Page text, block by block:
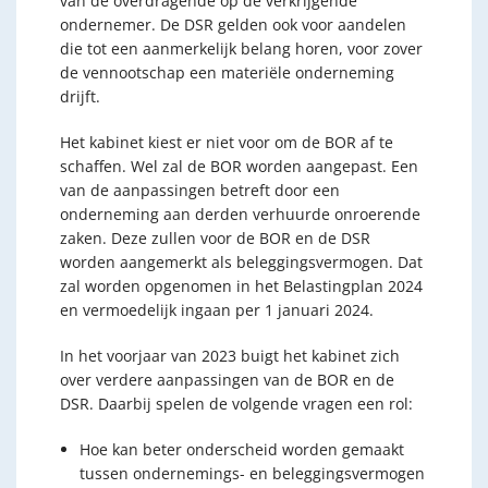
ondernemer. De DSR gelden ook voor aandelen
die tot een aanmerkelijk belang horen, voor zover
de vennootschap een materiële onderneming
drijft.
Het kabinet kiest er niet voor om de BOR af te
schaffen. Wel zal de BOR worden aangepast. Een
van de aanpassingen betreft door een
onderneming aan derden verhuurde onroerende
zaken. Deze zullen voor de BOR en de DSR
worden aangemerkt als beleggingsvermogen. Dat
zal worden opgenomen in het Belastingplan 2024
en vermoedelijk ingaan per 1 januari 2024.
In het voorjaar van 2023 buigt het kabinet zich
over verdere aanpassingen van de BOR en de
DSR. Daarbij spelen de volgende vragen een rol:
Hoe kan beter onderscheid worden gemaakt
tussen ondernemings- en beleggingsvermogen